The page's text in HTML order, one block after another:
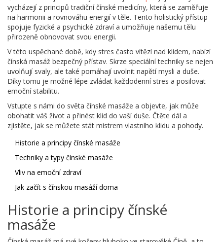
vycházejí z principů tradiční čínské medicíny, která se zaměřuje
na harmonii a rovnováhu energií v těle. Tento holistický přístup
spojuje fyzické a psychické zdraví a umožňuje našemu tělu
přirozeně obnovovat svou energii.
V této uspěchané době, kdy stres často vítězí nad klidem, nabízí
čínská masáž bezpečný přístav. Skrze speciální techniky se nejen
uvolňují svaly, ale také pomáhají uvolnit napětí mysli a duše.
Díky tomu je možné lépe zvládat každodenní stres a posilovat
emoční stabilitu.
Vstupte s námi do světa čínské masáže a objevte, jak může
obohatit váš život a přinést klid do vaší duše. Čtěte dál a
zjistěte, jak se můžete stát mistrem vlastního klidu a pohody.
Historie a principy čínské masáže
Techniky a typy čínské masáže
Vliv na emoční zdraví
Jak začít s čínskou masáží doma
Historie a principy čínské
masáže